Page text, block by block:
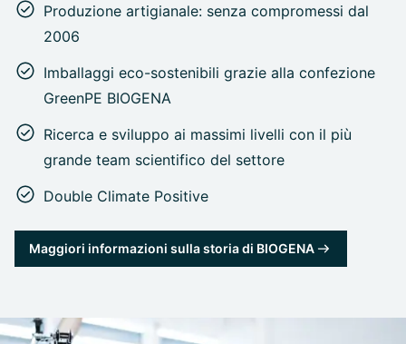
Produzione artigianale: senza compromessi dal
2006
Imballaggi eco-sostenibili grazie alla confezione
GreenPE BIOGENA
Ricerca e sviluppo ai massimi livelli con il più
grande team scientifico del settore
Double Climate Positive
Maggiori informazioni sulla storia di BIOGENA